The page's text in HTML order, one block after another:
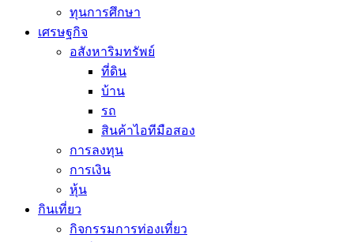
ทุนการศึกษา
เศรษฐกิจ
อสังหาริมทรัพย์
ที่ดิน
บ้าน
รถ
สินค้าไอทีมือสอง
การลงทุน
การเงิน
หุ้น
กินเที่ยว
กิจกรรมการท่องเที่ยว